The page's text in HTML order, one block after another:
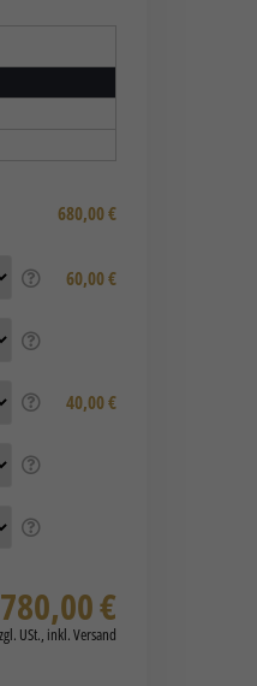
680,00€
60,00 €
40,00 €
780,00€